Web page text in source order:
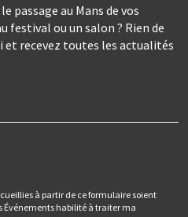
passage au Mans de vos
festival ou un salon ? Rien de
et recevez toutes les actualités
à partir de ce formulaire soient
Événements habilité à traiter ma